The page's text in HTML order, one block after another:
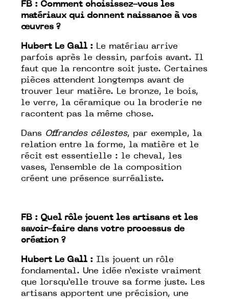
FB : Comment choisissez-vous les
matériaux qui donnent naissance à vos
œuvres ?
Hubert Le Gall : Le matériau arrive
parfois après le dessin, parfois avant. Il
faut que la rencontre soit juste. Certaines
pièces attendent longtemps avant de
trouver leur matière. Le bronze, le bois,
le verre, la céramique ou la broderie ne
racontent pas la même chose.
Dans Offrandes célestes, par exemple, la
relation entre la forme, la matière et le
récit est essentielle : le cheval, les
vases, l’ensemble de la composition
créent une présence surréaliste.
FB : Quel rôle jouent les artisans et les
savoir-faire dans votre processus de
création ?
Hubert Le Gall : Ils jouent un rôle
fondamental. Une idée n’existe vraiment
que lorsqu’elle trouve sa forme juste. Les
artisans apportent une précision, une